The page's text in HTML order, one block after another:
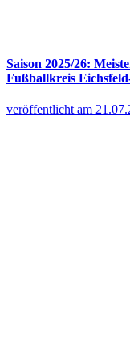
Saison 2025/26:
Fußballkreis
veröffentlicht am